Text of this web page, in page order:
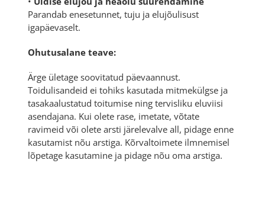
Parandab enesetunnet, tuju ja elujõulisust
igapäevaselt.
Ohutusalane teave:
Ärge ületage soovitatud päevaannust.
Toidulisandeid ei tohiks kasutada mitmekülgse ja
tasakaalustatud toitumise ning tervisliku eluviisi
asendajana. Kui olete rase, imetate, võtate
ravimeid või olete arsti järelevalve all, pidage enne
kasutamist nõu arstiga. Kõrvaltoimete ilmnemisel
lõpetage kasutamine ja pidage nõu oma arstiga.